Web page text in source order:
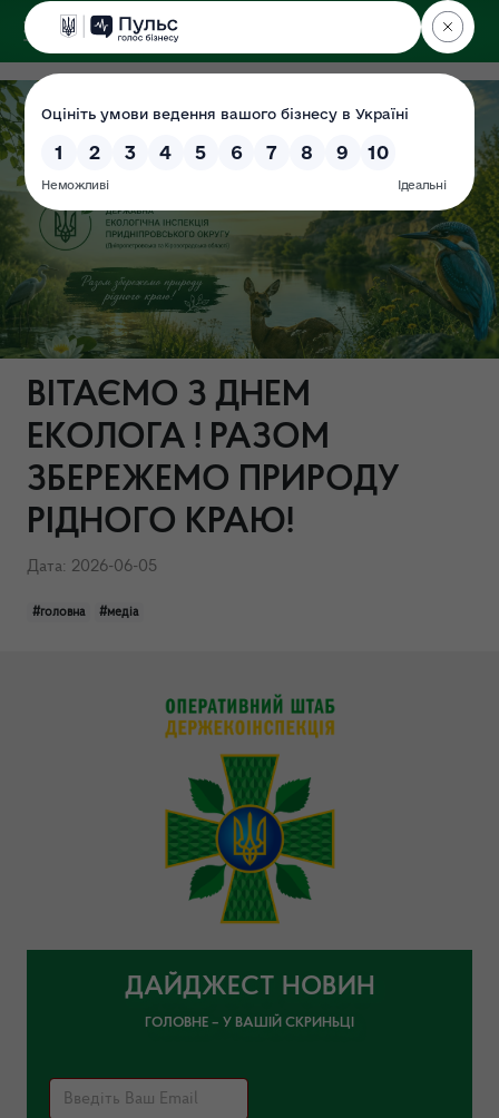
ДЕРЖЕКОІНСПЕКЦІЯ
ВІТАЄМО З ДНЕМ
ЕКОЛОГА ! РАЗОМ
ЗБЕРЕЖЕМО ПРИРОДУ
РІДНОГО КРАЮ!
Дата: 2026-06-05
#головна #медіа
ДАЙДЖЕСТ НОВИН
ГОЛОВНЕ – У ВАШІЙ СКРИНЬЦІ